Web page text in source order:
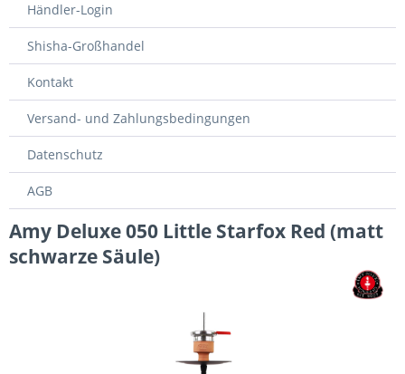
Händler-Login
Shisha-Großhandel
Kontakt
Versand- und Zahlungsbedingungen
Datenschutz
AGB
Amy Deluxe 050 Little Starfox Red (matt
schwarze Säule)